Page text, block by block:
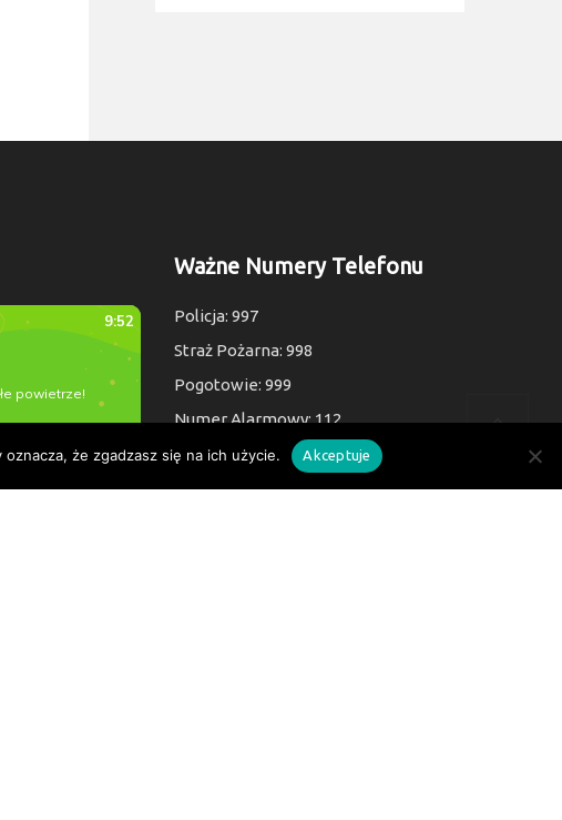
Ważne Numery Telefonu
Policja: 997
Straż Pożarna: 998
Pogotowie: 999
Numer Alarmowy: 112
że zgadzasz się na ich użycie. Akceptuje